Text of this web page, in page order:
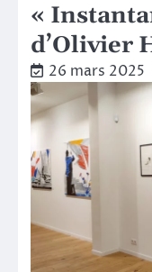
«
d’Olivier
26 mars 2025